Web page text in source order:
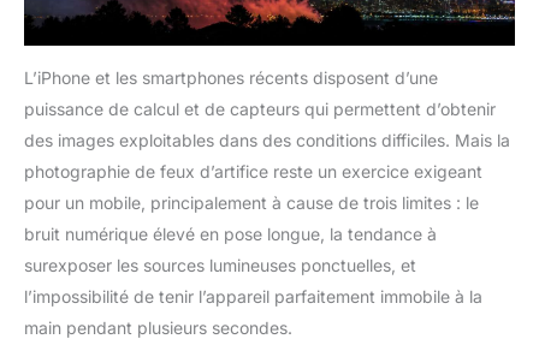
L’iPhone et les smartphones récents disposent d’une
puissance de calcul et de capteurs qui permettent d’obtenir
des images exploitables dans des conditions difficiles. Mais la
photographie de feux d’artifice reste un exercice exigeant
pour un mobile, principalement à cause de trois limites : le
bruit numérique élevé en pose longue, la tendance à
surexposer les sources lumineuses ponctuelles, et
l’impossibilité de tenir l’appareil parfaitement immobile à la
main pendant plusieurs secondes.